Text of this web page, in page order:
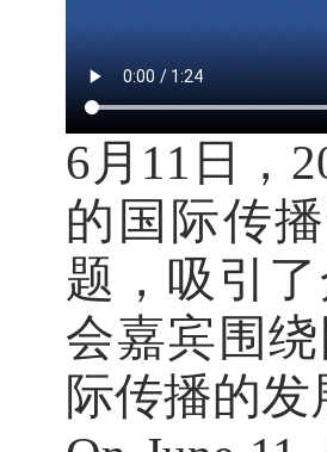
6月11日，
的国际传
题，吸引
会嘉宾围
际传播的